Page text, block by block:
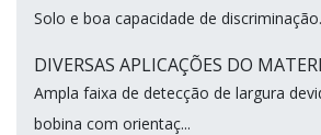
Solo e boa capacidade de discriminação.
DIVERSAS APLICAÇÕES DO
Ampla faixa de detecção de largura
bobina com orientaç...